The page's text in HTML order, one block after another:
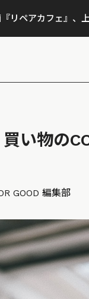
『リペアカフェ』、
買い物の
GOOD 編集部